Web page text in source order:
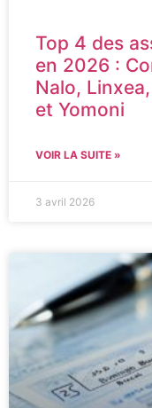
Top 4 des
en 2026 :
Nalo,
et Yomoni
VOIR LA SUITE »
3 avril 2026